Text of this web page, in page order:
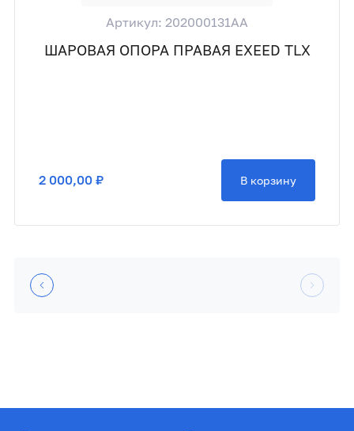
Артикул: 202000131AA
ШАРОВАЯ ОПОРА ПРАВАЯ EXEED TLX
2 000,00 ₽ В корзину